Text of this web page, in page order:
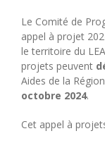
Le Comité de
appel à projet
le territoire du
projets peuvent
Aides de la Région
octobre 2024.
Cet appel à